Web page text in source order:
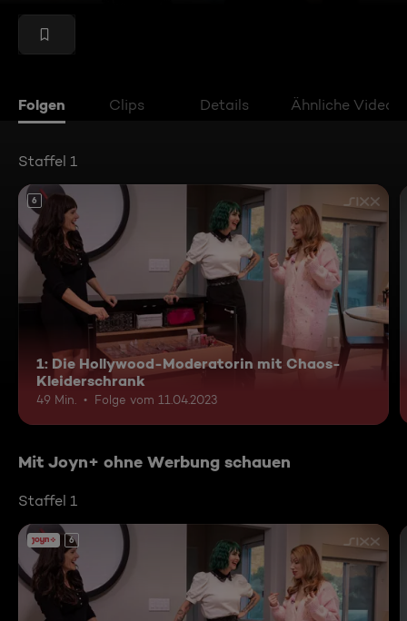
Folgen Clips Details Ähnliche Videos
Staffel 1
6
1: Die Hollywood-Moderatorin mit Chaos-
Kleiderschrank
49 Min. Folge vom 11.04.2023
Mit Joyn+ ohne Werbung schauen
Staffel 1
6